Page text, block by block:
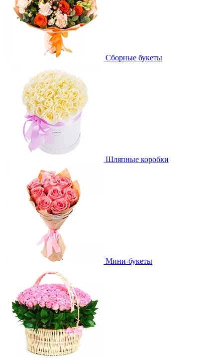
Сборные букеты
Шляпные коробки
Мини-букеты